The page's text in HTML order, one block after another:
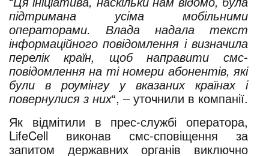
підтримана усіма мобільними
операторами. Влада надала текст
інформаційного повідомлення і визначила
перелік країн, щоб направити смс-
повідомлення на ті номери абонентів, які
були в роумінгу у вказаних країнах і
повернулися з них“, – уточнили в компанії.
Як відмітили в прес-службі оператора,
LifeCell виконав смс-сповіщення за
запитом державних органів виключно